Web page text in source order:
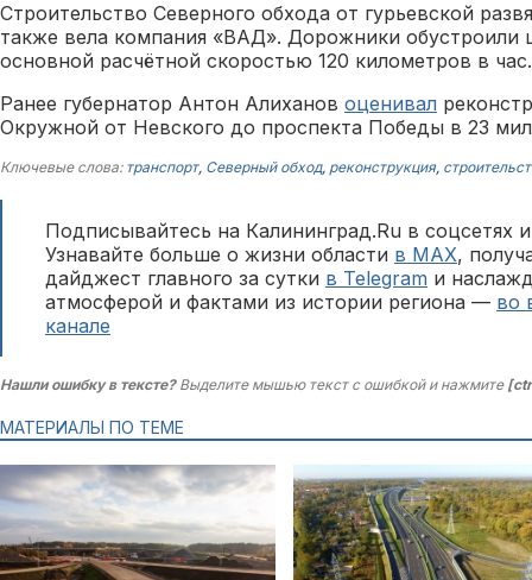
Строительство Северного обхода от гурьевской
также вела компания «ВАД». Дорожники обустроили
основной расчётной скоростью 120 километров в час.
Ранее губернатор Антон Алиханов оценивал
Окружной от Невского до проспекта Победы в 23
Ключевые слова: транспорт, Северный обход, реконструкция,
Подписывайтесь на Калининград.Ru в соцсетях
Узнавайте больше о жизни области в MAX,
дайджест главного за сутки в Telegram и
атмосферой и фактами из истории региона — во
канале
Нашли ошибку в тексте?Выделите мышью текст с ошибкой и нажмите
МАТЕРИАЛЫ ПО ТЕМЕ